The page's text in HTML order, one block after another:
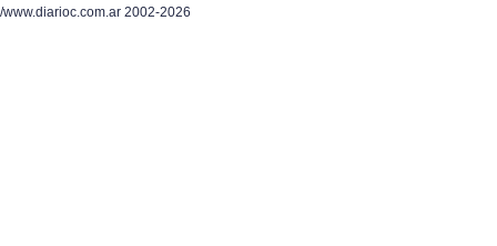
/www.diarioc.com.ar 2002-2026